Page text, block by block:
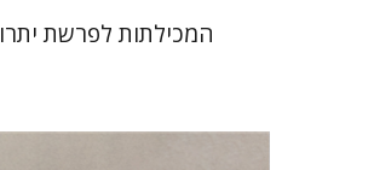
המכילתות לפרשת יתרו